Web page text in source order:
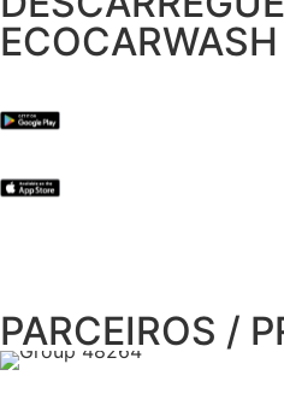
ECOCARWASH
PARCEIROS /